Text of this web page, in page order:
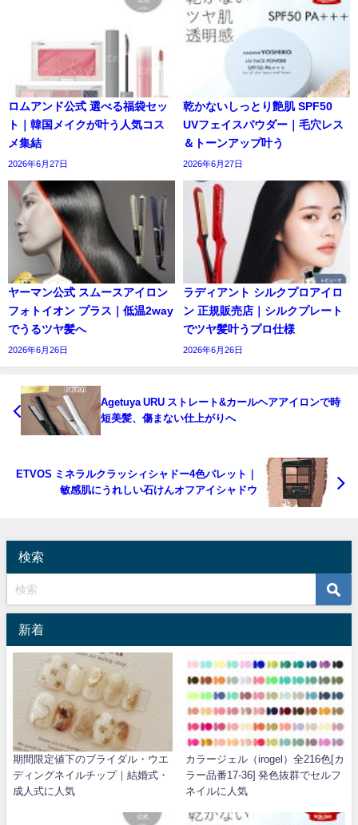
ロムアンド公式 選べる福袋セッ
ト｜韓国メイクが叶う人気コス
メ集結
2026年6月27日
乾かないしっとり艶肌 SPF50
UVフェイスパウダー｜毛穴レス
＆トーンアップ叶う
2026年6月27日
ヤーマン公式 スムースアイロン
フォトイオン プラス｜低温2way
でうるツヤ髪へ
2026年6月26日
ラディアント シルクプロアイロ
ン 正規販売店｜シルクプレート
でツヤ髪叶うプロ仕様
2026年6月26日
Agetuya URU ストレート&カールヘアアイロンで時
短美髪、傷まない仕上がりへ
ETVOS ミネラルクラッシィシャドー4色パレット｜
敏感肌にうれしい石けんオフアイシャドウ
検索
新着
期間限定値下のブライダル・ウエ
ディングネイルチップ｜結婚式・
成人式に人気
カラージェル（irogel）全216色[カ
ラー品番17-36] 発色抜群でセルフ
ネイルに人気